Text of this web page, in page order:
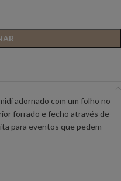
adornado com um folho no
forrado e fecho através de
para eventos que pedem